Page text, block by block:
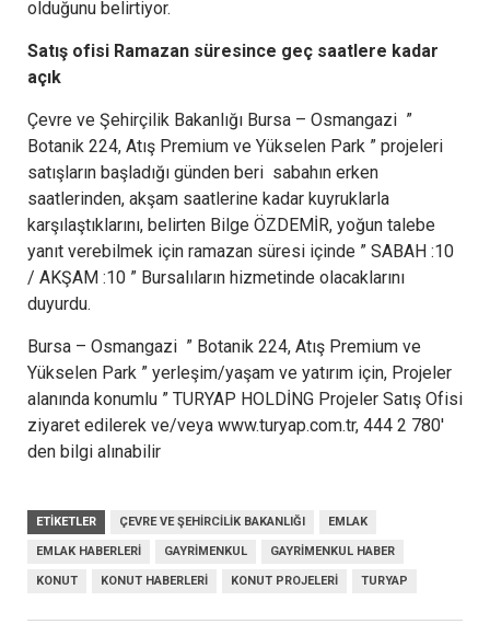
olduğunu belirtiyor.
Satış ofisi Ramazan süresince geç saatlere kadar
açık
Çevre ve Şehirçilik Bakanlığı Bursa – Osmangazi ”
Botanik 224, Atış Premium ve Yükselen Park ” projeleri
satışların başladığı günden beri sabahın erken
saatlerinden, akşam saatlerine kadar kuyruklarla
karşılaştıklarını, belirten Bilge ÖZDEMİR, yoğun talebe
yanıt verebilmek için ramazan süresi içinde ” SABAH :10
/ AKŞAM :10 ” Bursalıların hizmetinde olacaklarını
duyurdu.
Bursa – Osmangazi ” Botanik 224, Atış Premium ve
Yükselen Park ” yerleşim/yaşam ve yatırım için, Projeler
alanında konumlu ” TURYAP HOLDİNG Projeler Satış Ofisi
ziyaret edilerek ve/veya www.turyap.com.tr, 444 2 780′
den bilgi alınabilir
ETIKETLER ÇEVRE VE ŞEHIRCILIK BAKANLIĞI EMLAK
EMLAK HABERLERI GAYRIMENKUL GAYRIMENKUL HABER
KONUT KONUT HABERLERI KONUT PROJELERI TURYAP